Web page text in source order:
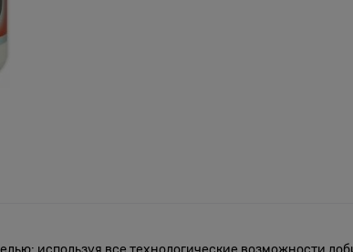
используя все технологические возможности